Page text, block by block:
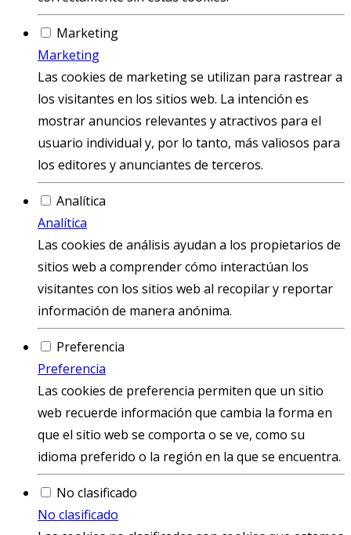
Marketing
Marketing
Las cookies de marketing se utilizan para rastrear a
los visitantes en los sitios web. La intención es
mostrar anuncios relevantes y atractivos para el
usuario individual y, por lo tanto, más valiosos para
los editores y anunciantes de terceros.
Analítica
Analítica
Las cookies de análisis ayudan a los propietarios de
sitios web a comprender cómo interactúan los
visitantes con los sitios web al recopilar y reportar
información de manera anónima.
Preferencia
Preferencia
Las cookies de preferencia permiten que un sitio
web recuerde información que cambia la forma en
que el sitio web se comporta o se ve, como su
idioma preferido o la región en la que se encuentra.
No clasificado
No clasificado